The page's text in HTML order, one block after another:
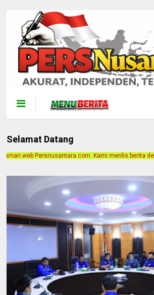
Selamat Datang
merilis berita dengan motto Akurat,